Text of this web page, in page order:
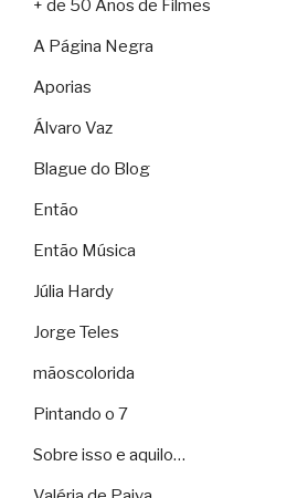
+ de 50 Anos de Filmes
A Página Negra
Aporias
Álvaro Vaz
Blague do Blog
Então
Então Música
Júlia Hardy
Jorge Teles
mãoscolorida
Pintando o 7
Sobre isso e aquilo…